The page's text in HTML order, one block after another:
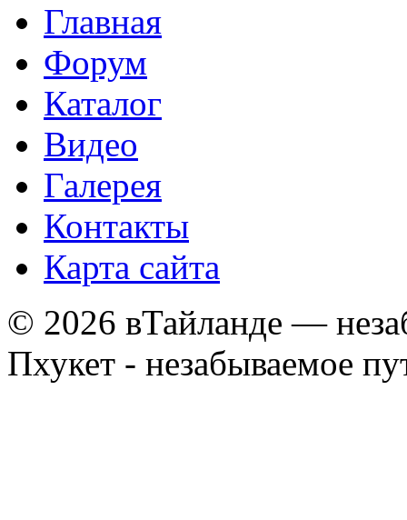
Главная
Форум
Каталог
Видео
Галерея
Контакты
Карта сайта
© 2026 вТайланде —
Пхукет - незабываемое